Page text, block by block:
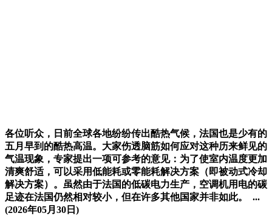
各位听众，日前全球各地纷纷传出酷热气候，法国也是少有的
五月早到的酷热高温。大家伤透脑筋如何应对这种历来鲜见的
气温现象，专家提出一项可参考的意见：为了使室内温度更加
清爽舒适，可以采用低能耗或零能耗解决方案（即被动式冷却
解决方案）。虽然由于法国的低碳电力生产，空调机用电的碳
足迹在法国仍然相对较小，但在许多其他国家并非如此。 ...
(2026年05月30日)